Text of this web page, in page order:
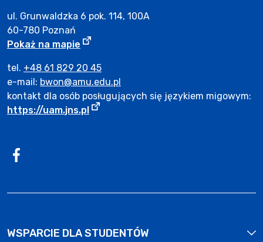
ul. Grunwaldzka 6 pok. 114, 100A
60-780 Poznań
Pokaż na mapie Adres Biura Wsparcia Osób z
Strona otwiera się w nowym oknie.
tel. +48 61 829 20 45
e-mail: bwon@amu.edu.pl
kontakt dla osób posługujących się językiem migowym:
https://uam.jns.plStrona otwiera się w nowym oknie.
WSPARCIE DLA STUDENTÓW